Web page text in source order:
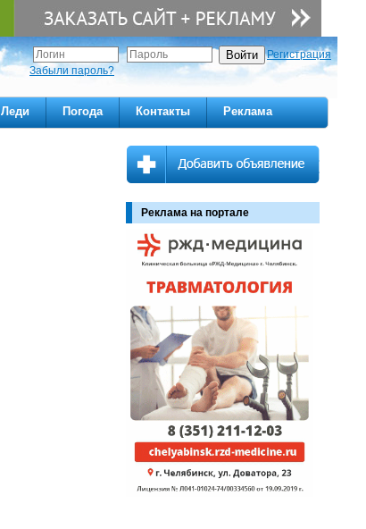
Регистрация
Забыли пароль?
Леди Погода Контакты Реклама
Реклама на портале